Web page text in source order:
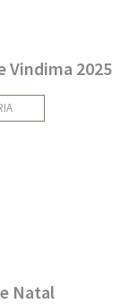
Vindima 2025
Natal